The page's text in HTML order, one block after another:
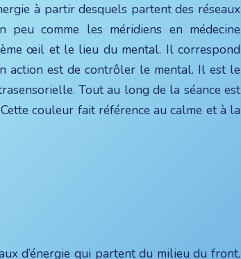
à partir desquels partent des réseaux
comme les méridiens en médecine
œil et le lieu du mental. Il correspond
action est de contrôler le mental. Il est le
Tout au long de la séance est
couleur fait référence au calme et à la
d’énergie qui partent du milieu du front.